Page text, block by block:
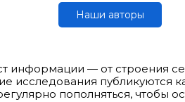
Наши авторы
информации — от строения
исследования
пополняться, чтобы